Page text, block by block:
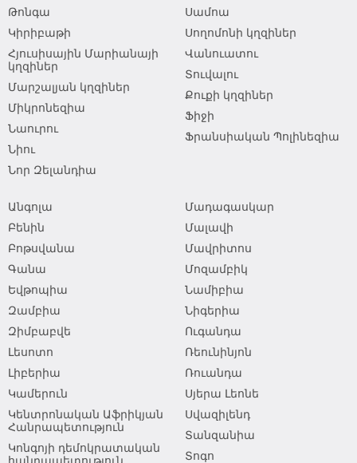
Թոնգա
Կիրիբաթի
Հյուսիսային Մարիանայի
կղզիներ
Մարշալյան կղզիներ
Միկրոնեզիա
Նաուրու
Նիու
Նոր Զելանդիա
Սամոա
Սողոմոնի կղզիներ
Վանուատու
Տուվալու
Քուքի կղզիներ
Ֆիջի
Ֆրանսիական Պոլինեզիա
Անգոլա
Բենին
Բոթսվանա
Գանա
Եվթոպիա
Զամբիա
Զիմբաբվե
Լեսոտո
Լիբերիա
Կամերուն
Կենտրոնական Աֆրիկյան
Հանրապետություն
Կոնգոյի դեմոկրատական
Մադագասկար
Մալավի
Մավրիտոս
Մոզամբիկ
Նամիբիա
Նիգերիա
Ուգանդա
Ռեունինյոն
Ռուանդա
Սյերա Լեոնե
Սվազիլենդ
Տանզանիա
Տոգո